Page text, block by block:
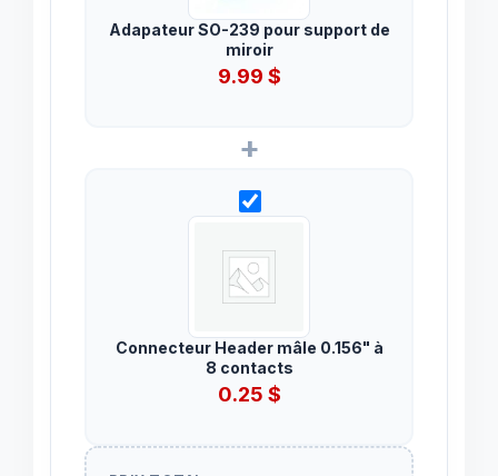
Adapateur SO-239 pour support de
miroir
9.99 $
+
Connecteur Header mâle 0.156" à
8 contacts
0.25 $